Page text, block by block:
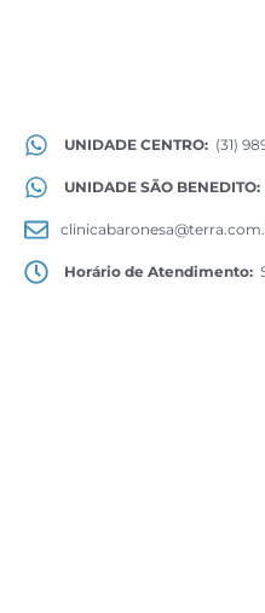
UNIDADE CENTRO: (31)
UNIDADE SÃO BENEDITO:
Horário de Atendimento: